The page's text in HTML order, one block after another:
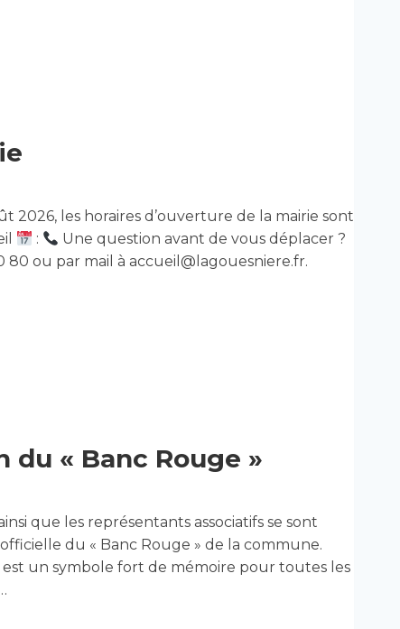
2026, les horaires d’ouverture de la mairie sont
:
Une question avant de vous déplacer ?
80 ou par mail à accueil@lagouesniere.fr.
du « Banc Rouge »
que les représentants associatifs se sont
du « Banc Rouge » de la commune.
un symbole fort de mémoire pour toutes les